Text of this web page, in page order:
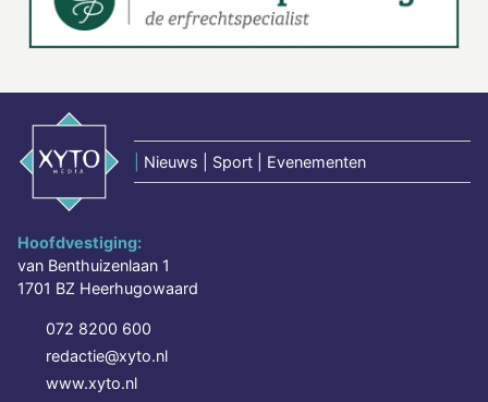
Nieuws | Sport | Evenementen
Hoofdvestiging:
van Benthuizenlaan 1
1701 BZ Heerhugowaard
072 8200 600
redactie@xyto.nl
www.xyto.nl